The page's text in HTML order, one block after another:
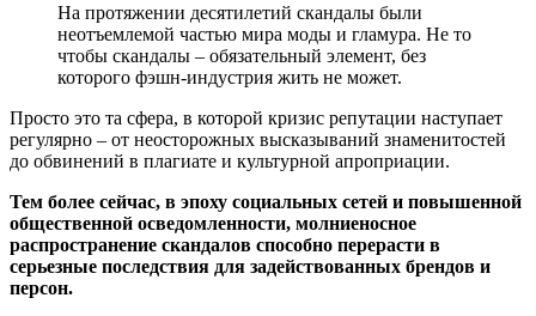
На протяжении десятилетий скандалы были
неотъемлемой частью мира моды и гламура. Не то
чтобы скандалы – обязательный элемент, без
которого фэшн-индустрия жить не может.
Просто это та сфера, в которой кризис репутации наступает
регулярно – от неосторожных высказываний знаменитостей
до обвинений в плагиате и культурной апроприации.
Тем более сейчас, в эпоху социальных сетей и повышенной
общественной осведомленности, молниеносное
распространение скандалов способно перерасти в
серьезные последствия для задействованных брендов и
персон.